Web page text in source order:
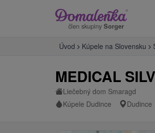
člen skupiny Sorger
Úvod Kúpele na Slovensku
MEDICAL
Liečebný dom Smaragd
Kúpele Dudince
Dudince